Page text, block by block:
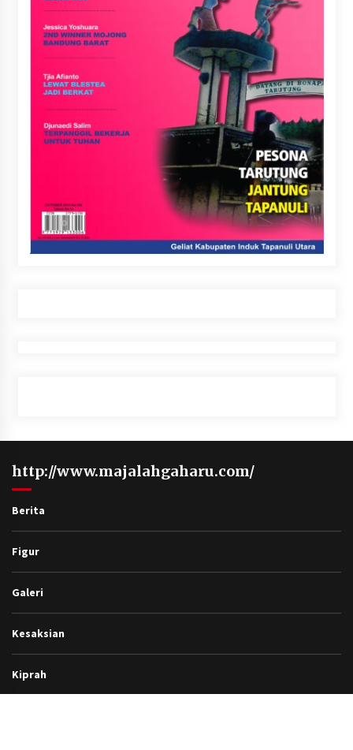
Berita
Figur
Galeri
Kesaksian
Kiprah
Lintas Peristiwa